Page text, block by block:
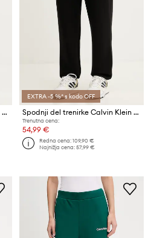
Spodnji del trenirke Calvin Klein Performance
EXTRA -5 %* s kodo OFF
Spodnji del trenirke Calvin Klein Performance
Trenutna cena:
54,99 €
Redna cena:109,90 €
Najnižja cena:57,99 €